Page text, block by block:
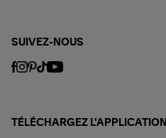
SUIVEZ-NOUS
TÉLÉCHARGEZ L'APPLICATION